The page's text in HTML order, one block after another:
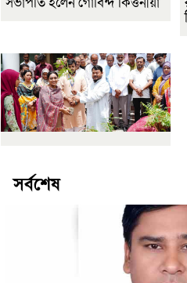
সর্বশেষ